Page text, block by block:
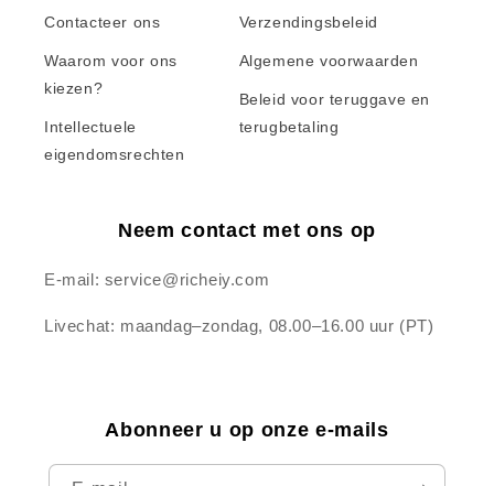
Contacteer ons
Waarom voor ons
kiezen?
Intellectuele
eigendomsrechten
Verzendingsbeleid
Algemene voorwaarden
Beleid voor teruggave en
terugbetaling
Neem contact met ons op
E-mail: service@richeiy.com
Livechat: maandag–zondag, 08.00–16.00 uur (PT)
Abonneer u op onze e-mails